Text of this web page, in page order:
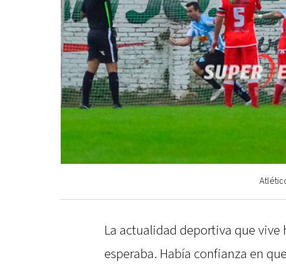
La actualidad deportiva que vive
esperaba. Había confianza en